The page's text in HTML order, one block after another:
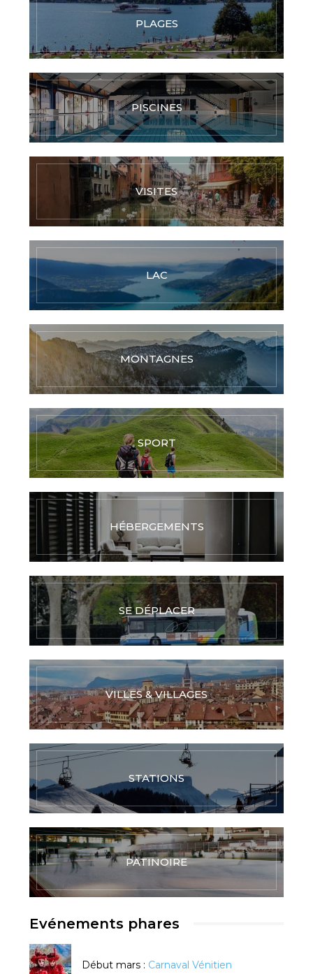
PLAGES
PISCINES
VISITES
LAC
MONTAGNES
SPORT
HÉBERGEMENTS
SE DÉPLACER
VILLES & VILLAGES
STATIONS
PATINOIRE
Evénements phares
Début mars : Carnaval Vénitien